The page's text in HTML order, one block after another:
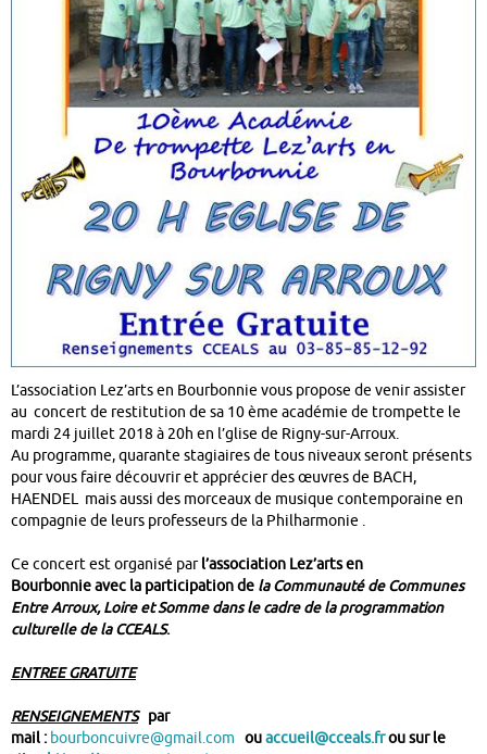
L’association Lez’arts en Bourbonnie vous propose de venir assister
au concert de restitution de sa 10 ème académie de trompette le
mardi 24 juillet 2018 à 20h en l’glise de Rigny-sur-Arroux.
Au programme, quarante stagiaires de tous niveaux seront présents
pour vous faire découvrir et apprécier des œuvres de BACH,
HAENDEL mais aussi des morceaux de musique contemporaine en
compagnie de leurs professeurs de la Philharmonie .
Ce concert est organisé parl’association Lez’arts en
Bourbonnieavec la participation de la Communauté de Communes
Entre Arroux, Loire et Somme dans le cadre de la programmation
culturelle de la CCEALS.
ENTREE GRATUITE
RENSEIGNEMENTSpar
mail :bourboncuivre@gmail.com ouaccueil@cceals.frou sur le